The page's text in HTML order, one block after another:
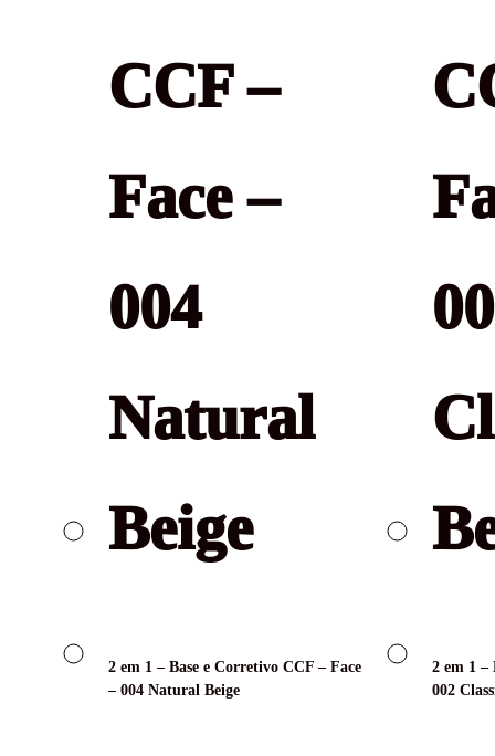
2 em 1 – Base e Corretivo CCF – Face
– 004 Natural Beige
2 em 1 –
002